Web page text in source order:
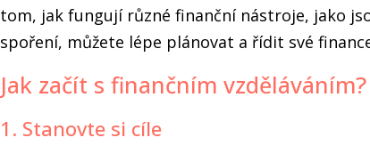
tom, jak fungují různé finanční nástroje, jako
spoření, můžete lépe plánovat a řídit své
Jak začít s finančním vzděláváním?
1. Stanovte si cíle